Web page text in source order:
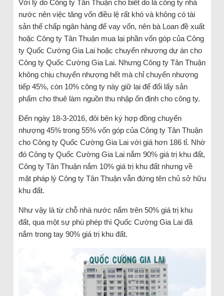
Với lý do Công ty Tân Thuận cho biết do là công ty nhà
nước nên việc tăng vốn điều lệ rất khó và không có tài
sản thế chấp ngân hàng để vay vốn, nên bà Loan đề xuất
hoặc Công ty Tân Thuận mua lại phần vốn góp của Công
ty Quốc Cường Gia Lai hoặc chuyển nhượng dự án cho
Công ty Quốc Cường Gia Lai. Nhưng Công ty Tân Thuận
không chịu chuyển nhượng hết mà chỉ chuyển nhượng
tiếp 45%, còn 10% công ty này giữ lại để đổi lấy sản
phẩm cho thuê làm nguồn thu nhập ổn định cho công ty.
Đến ngày 18-3-2016, đôi bên ký hợp đồng chuyển
nhượng 45% trong 55% vốn góp của Công ty Tân Thuận
cho Công ty Quốc Cường Gia Lai với giá hơn 186 tỉ. Nhờ
đó Công ty Quốc Cường Gia Lai nắm 90% giá trị khu đất,
Công ty Tân Thuận nắm 10% giá trị khu đất nhưng về
mặt pháp lý Công ty Tân Thuận vẫn đứng tên chủ sở hữu
khu đất.
Như vậy là từ chỗ nhà nước nắm trên 50% giá trị khu
đất, qua một sự phù phép thì Quốc Cường Gia Lai đã
nắm trong tay 90% giá trị khu đất.